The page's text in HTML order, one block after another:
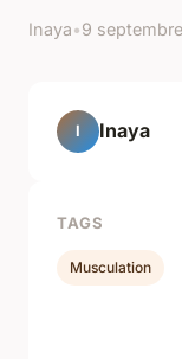
Inaya•9
I Inaya
TAGS
Musculation